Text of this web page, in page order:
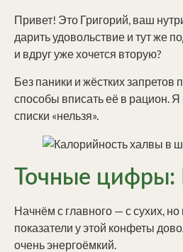
Привет! Это Григорий, ваш
дарить удовольствие и тут же
и вдруг уже хочется вторую?
Без паники и жёстких
способы вписать её в рацион.
списки «нельзя».
Точные цифры:
Начнём с главного — с сухих,
показатели у этой конфеты
очень энергоёмкий.